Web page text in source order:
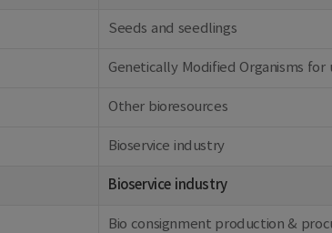
Seeds and seedlings
Genetically Modified Organisms
Other bioresources
Bioservice industry
Bioservice industry
Bio consignment production &